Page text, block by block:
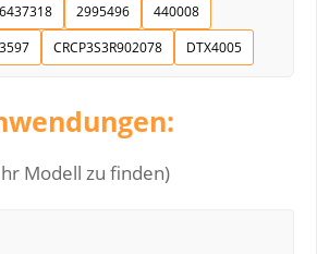
2995496
440008
CRCP3S3R902078 DTX4005
Modell zu finden)